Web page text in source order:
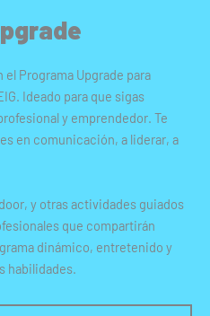
Programa Upgrade para
Ideado para que sigas
y emprendedor. Te
en comunicación, a liderar, a
y otras actividades guiados
que compartirán
dinámico, entretenido y
habilidades.